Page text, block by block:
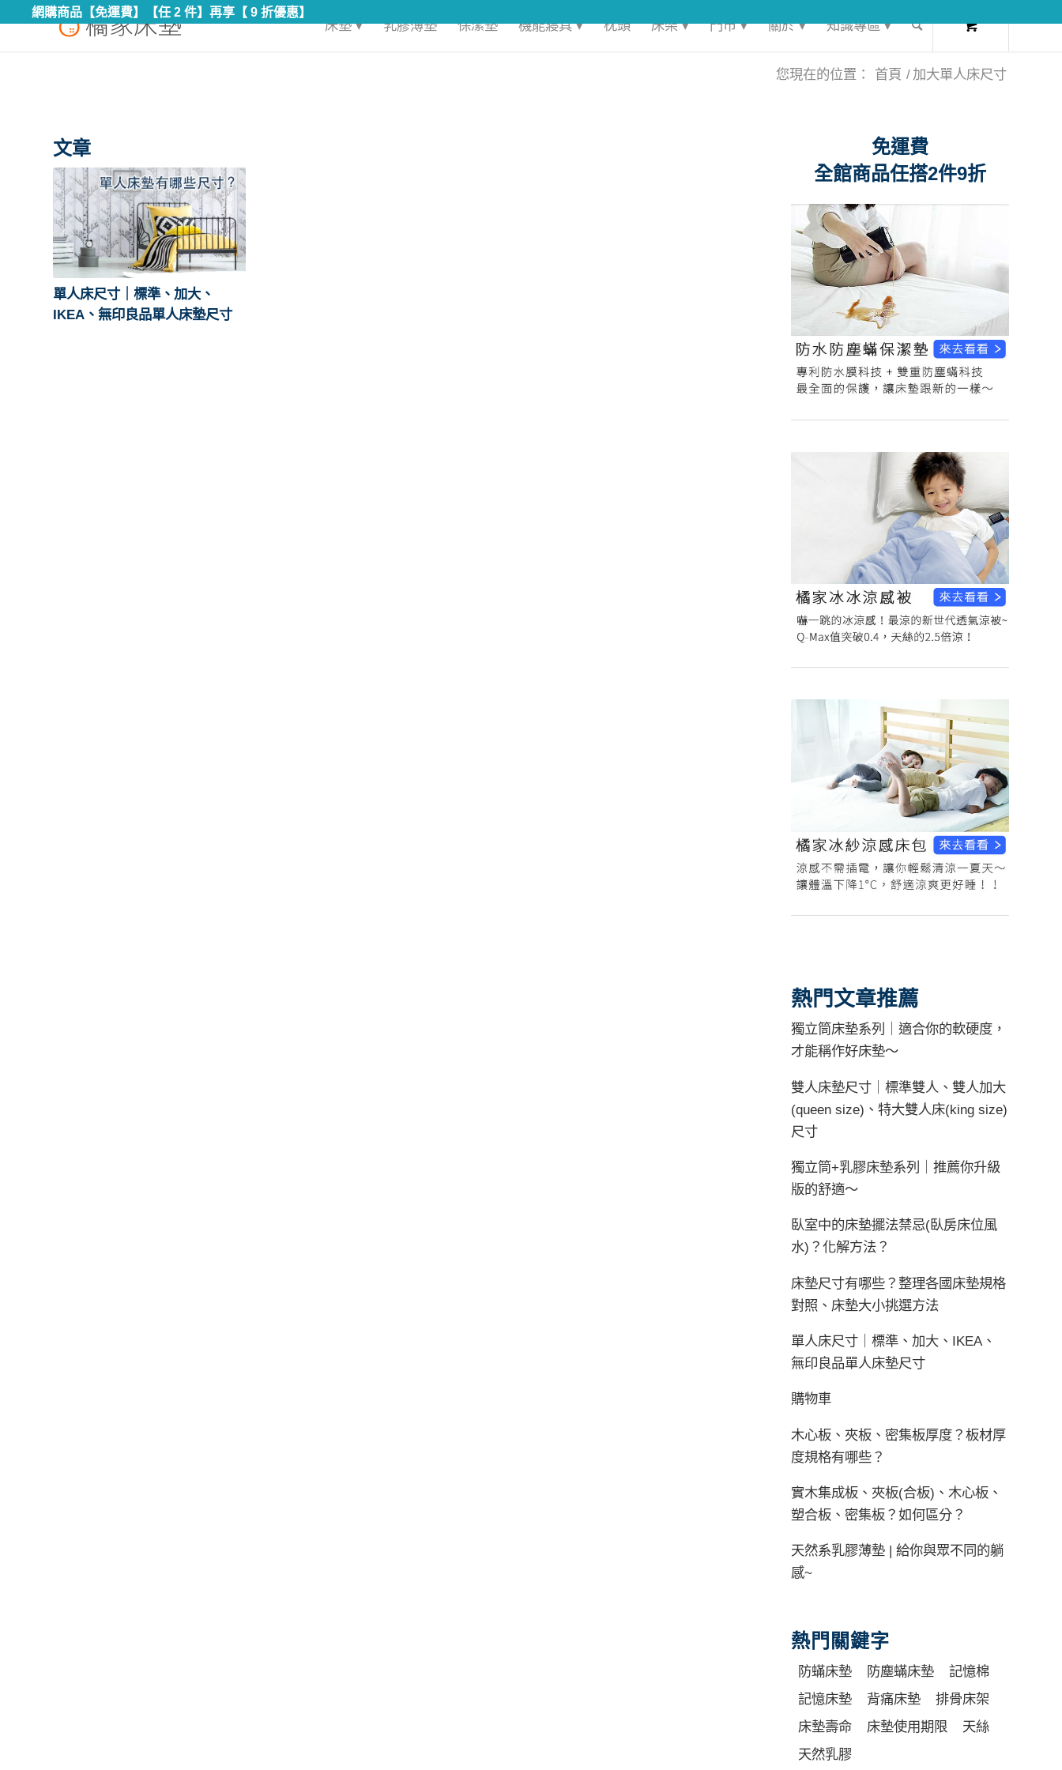
網購商品【免運費】【任 2 件】再享【 9 折優惠】
床墊 ▾ 乳膠薄墊 保潔墊 機能寢具 ▾ 枕頭 床架 ▾ 門市 ▾ 關於 ▾ 知識專區 ▾
您現在的位置： 首頁 / 加大單人床尺寸
文章
單人床尺寸｜標準、加大、
IKEA、無印良品單人床墊尺寸
免運費
全館商品任搭2件9折
熱門文章推薦
獨立筒床墊系列｜適合你的軟硬度，
才能稱作好床墊～
雙人床墊尺寸｜標準雙人、雙人加大
(queen size)、特大雙人床(king size)
尺寸
獨立筒+乳膠床墊系列｜推薦你升級
版的舒適～
臥室中的床墊擺法禁忌(臥房床位風
水)？化解方法？
床墊尺寸有哪些？整理各國床墊規格
對照、床墊大小挑選方法
單人床尺寸｜標準、加大、IKEA、
無印良品單人床墊尺寸
購物車
木心板、夾板、密集板厚度？板材厚
度規格有哪些？
實木集成板、夾板(合板)、木心板、
塑合板、密集板？如何區分？
天然系乳膠薄墊 | 給你與眾不同的躺
感~
熱門關鍵字
防蟎床墊 防塵蟎床墊
記憶棉
記憶床墊
背痛床墊
排骨床架
床墊壽命
床墊使用期限
天絲
天然乳膠